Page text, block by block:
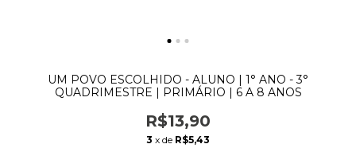
UM POVO ESCOLHIDO - ALUNO | 1° ANO - 3°
QUADRIMESTRE | PRIMÁRIO | 6 A 8 ANOS
R$13,90
3 x de R$5,43